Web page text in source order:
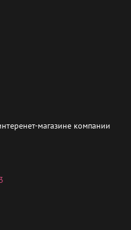
магазине компании